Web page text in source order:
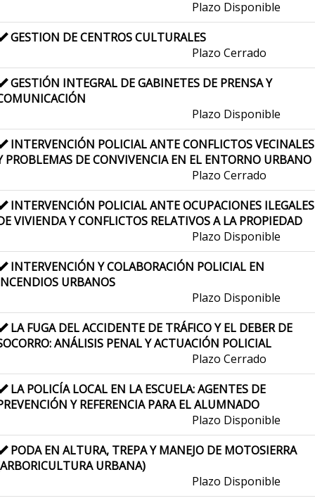
Plazo Disponible
GESTION DE CENTROS CULTURALES
Plazo Cerrado
GESTIÓN INTEGRAL DE GABINETES DE PRENSA Y
Plazo Disponible
INTERVENCIÓN POLICIAL ANTE CONFLICTOS VECINALES
PROBLEMAS DE CONVIVENCIA EN EL ENTORNO URBANO
Plazo Cerrado
INTERVENCIÓN POLICIAL ANTE OCUPACIONES ILEGALES
VIVIENDA Y CONFLICTOS RELATIVOS A LA PROPIEDAD
Plazo Disponible
INTERVENCIÓN Y COLABORACIÓN POLICIAL EN
URBANOS
Plazo Disponible
LA FUGA DEL ACCIDENTE DE TRÁFICO Y EL DEBER DE
ANÁLISIS PENAL Y ACTUACIÓN POLICIAL
Plazo Cerrado
LA POLICÍA LOCAL EN LA ESCUELA: AGENTES DE
Y REFERENCIA PARA EL ALUMNADO
Plazo Disponible
PODA EN ALTURA, TREPA Y MANEJO DE MOTOSIERRA
URBANA)
Plazo Disponible